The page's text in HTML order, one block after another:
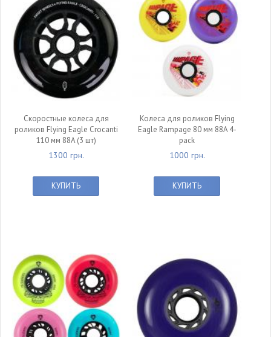
Скоростные колеса для
роликов Flying Eagle Crocanti
110 мм 88A (3 шт)
1300 грн.
КУПИТЬ
Колеса для роликов Flying
Eagle Rampage 80 мм 88A 4-
pack
1000 грн.
КУПИТЬ